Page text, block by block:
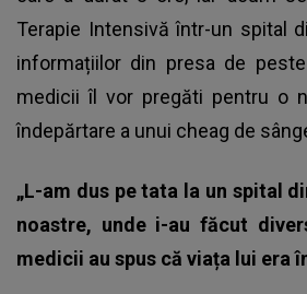
Terapie Intensivă într-un spital
informațiilor din presa de
medicii îl vor pregăti pentru o
îndepărtare a unui cheag de
„L-am dus pe tata la un spital
noastre, unde i-au făcut
medicii au spus că viața lui era